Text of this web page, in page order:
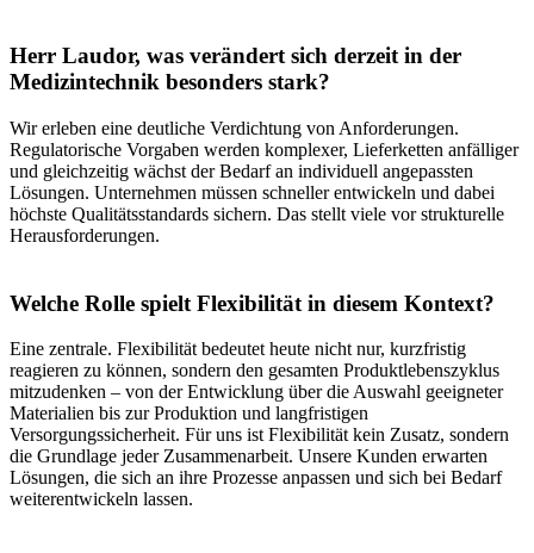
Herr Laudor, was verändert sich derzeit in der
Medizintechnik besonders stark?
Wir erleben eine deutliche Verdichtung von Anforderungen.
Regulatorische Vorgaben werden komplexer, Lieferketten anfälliger
und gleichzeitig wächst der Bedarf an individuell angepassten
Lösungen. Unternehmen müssen schneller entwickeln und dabei
höchste Qualitätsstandards sichern. Das stellt viele vor strukturelle
Herausforderungen.
Welche Rolle spielt Flexibilität in diesem Kontext?
Eine zentrale. Flexibilität bedeutet heute nicht nur, kurzfristig
reagieren zu können, sondern den gesamten Produktlebenszyklus
mitzudenken – von der Entwicklung über die Auswahl geeigneter
Materialien bis zur Produktion und langfristigen
Versorgungssicherheit. Für uns ist Flexibilität kein Zusatz, sondern
die Grundlage jeder Zusammenarbeit. Unsere Kunden erwarten
Lösungen, die sich an ihre Prozesse anpassen und sich bei Bedarf
weiterentwickeln lassen.